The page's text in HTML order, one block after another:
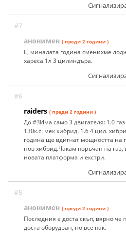
#7
анонимен ( преди 2 години )
Е, миналата година сменихме
хареса 1л 3 цилиндъра.
#6
raiders ( преди 2 години )
До #3Има само 3 двигателя: 1.0
130к.с. мек хибрид. 1.6 4 цил.
година ще вдигнат мощността на
нов хибрид.Чакам поръчан на
новата платформа и екстри.
#5
анонимен ( преди 2 години )
Последния е доста скъп, вярно че
доста оборудван, но все пак.